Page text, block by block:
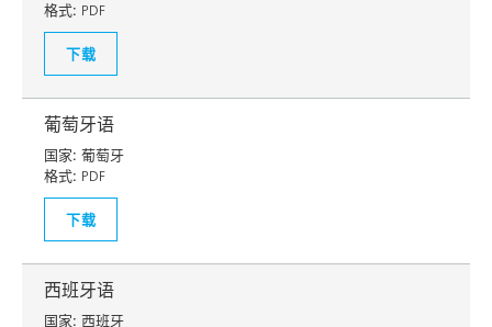
格式: PDF
下载
葡萄牙语
国家: 葡萄牙
格式: PDF
下载
西班牙语
国家: 西班牙